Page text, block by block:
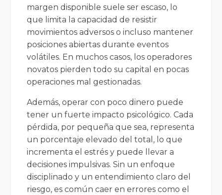
margen disponible suele ser escaso, lo
que limita la capacidad de resistir
movimientos adversos o incluso mantener
posiciones abiertas durante eventos
volátiles. En muchos casos, los operadores
novatos pierden todo su capital en pocas
operaciones mal gestionadas.
Además, operar con poco dinero puede
tener un fuerte impacto psicológico. Cada
pérdida, por pequeña que sea, representa
un porcentaje elevado del total, lo que
incrementa el estrés y puede llevar a
decisiones impulsivas. Sin un enfoque
disciplinado y un entendimiento claro del
riesgo, es común caer en errores como el